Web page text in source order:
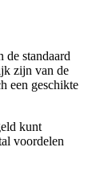
de standaard
zijn van de
een geschikte
kunt
voordelen